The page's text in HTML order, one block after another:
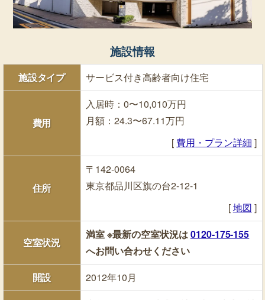
施設情報
施設タイプ サービス付き高齢者向け住宅
費用
入居時：0〜10,010万円
月額：24.3〜67.11万円
[ 費用・プラン詳細 ]
住所
〒142-0064
東京都品川区旗の台2-12-1
[地図 ]
空室状況
満室※最新の空室状況は0120-175-155
へお問い合わせください
開設
2012年10月